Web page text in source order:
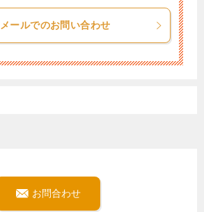
メールでのお問い合わせ
お問合わせ